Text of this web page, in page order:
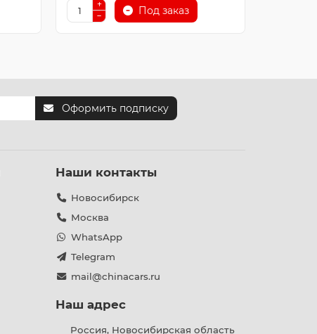
Под заказ
Оформить подписку
Наши контакты
Новосибирск
Москва
WhatsApp
Telegram
mail@chinacars.ru
Наш адрес
Россия, Новосибирская область